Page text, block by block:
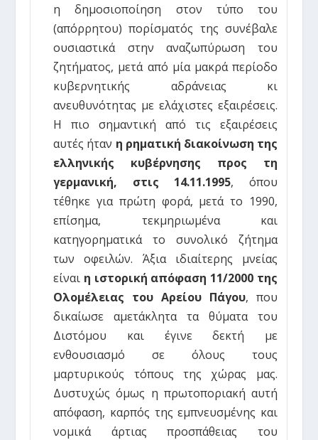
η δημοσιοποίηση στον τύπο του
(απόρρητου) πορίσματός της συνέβαλε
ουσιαστικά στην αναζωπύρωση του
ζητήματος, μετά από μία μακρά περίοδο
κυβερνητικής αδράνειας κι
ανευθυνότητας με ελάχιστες εξαιρέσεις.
Η πιο σημαντική από τις εξαιρέσεις
αυτές ήταν η ρηματική διακοίνωση της
ελληνικής κυβέρνησης προς τη
γερμανική, στις 14.11.1995, όπου
τέθηκε για πρώτη φορά, μετά το 1990,
επίσημα, τεκμηριωμένα και
κατηγορηματικά το συνολικό ζήτημα
των οφειλών. Άξια ιδιαίτερης μνείας
είναι η ιστορική απόφαση 11/2000 της
Ολομέλειας του Αρείου Πάγου, που
δικαίωσε αμετάκλητα τα θύματα του
Διστόμου και έγινε δεκτή με
ενθουσιασμό σε όλους τους
μαρτυρικούς τόπους της χώρας μας.
Δυστυχώς όμως η πρωτοποριακή αυτή
απόφαση, καρπός της εμπνευσμένης και
νομικά άρτιας προσπάθειας του